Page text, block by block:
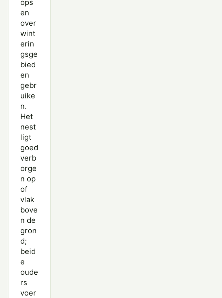
ops
en
over
wint
erin
gsge
bied
en
gebr
uike
n.
Het
nest
ligt
goed
verb
orge
n op
of
vlak
bove
n de
gron
d;
beid
e
oude
rs
voer